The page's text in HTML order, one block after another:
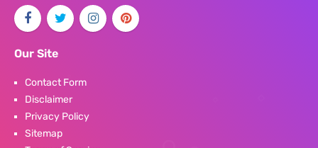
Our Site
Contact Form
Disclaimer
Privacy Policy
Sitemap